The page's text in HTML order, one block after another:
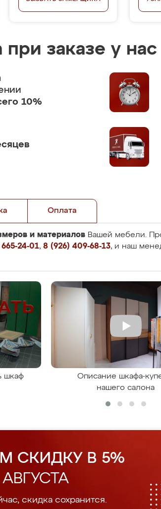
при заказе у нас
10%
Оплата
и материалов Вашей мебели.
24-01, 8 (926) 409-68-13, и наш
шкаф
Описание шкафа-
нашего салона
СКИДКУ В 5%
скидка сохранится.